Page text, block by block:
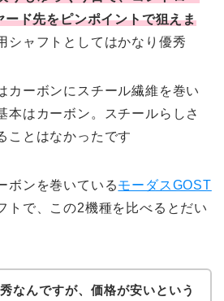
ド先をピンポイントで狙えま
シャフトとしてはかなり優秀
カーボンにスチール繊維を巻い
本はカーボン。スチールらしさ
ことはなかったです
ボンを巻いているモーダスGOST
トで、この2機種を比べるとだい
なんですが、価格が安いという